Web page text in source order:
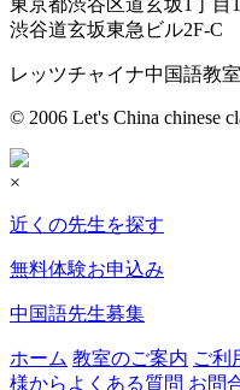
東京都渋谷区道玄坂1丁目
渋谷道玄坂東急ビル2F-C
レッツチャイナ中国語教室
© 2006 Let's China chinese
×
近くの先生を探す
無料体験お申込み
中国語先生募集
ホーム 教室のご案内 ご利
様からよくある質問 お問